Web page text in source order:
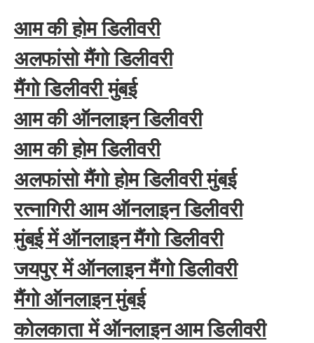
आम की होम डिलीवरी
अलफांसो मैंगो डिलीवरी
मैंगो डिलीवरी मुंबई
आम की ऑनलाइन डिलीवरी
आम की होम डिलीवरी
अलफांसो मैंगो होम डिलीवरी मुंबई
रत्नागिरी आम ऑनलाइन डिलीवरी
मुंबई में ऑनलाइन मैंगो डिलीवरी
जयपुर में ऑनलाइन मैंगो डिलीवरी
मैंगो ऑनलाइन मुंबई
कोलकाता में ऑनलाइन आम डिलीवरी